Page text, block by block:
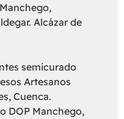
Alcázar de
semicurado
Artesanos
Cuenca.
DOP Manchego,